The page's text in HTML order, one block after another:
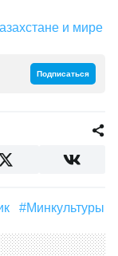
и мире
Подписаться
#Минкультуры